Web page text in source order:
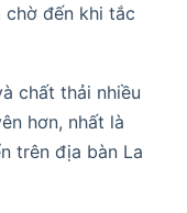
chờ đến khi tắc
chất thải nhiều
hơn, nhất là
trên địa bàn La